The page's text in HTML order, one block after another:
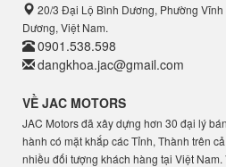
20/3 Đại Lộ Bình Dương, Phường Vĩnh
Dương, Việt Nam.
0901.538.598
dangkhoa.jac@gmail.com
VỀ JAC MOTORS
JAC Motors đã xây dựng hơn 30 đại lý
hành có mặt khắp các Tỉnh, Thành trên
nhiều đối tượng khách hàng tại Việt